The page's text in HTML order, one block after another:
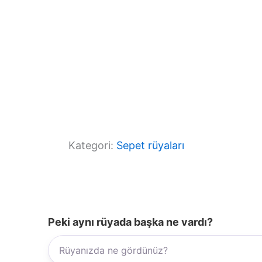
Kategori: Sepet rüyaları
Peki aynı rüyada başka ne vardı?